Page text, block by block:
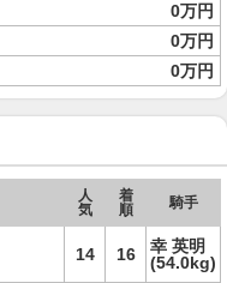
0万円
0万円
0万円
人
気
着
順
騎手
14 16
幸 英明
(54.0kg)